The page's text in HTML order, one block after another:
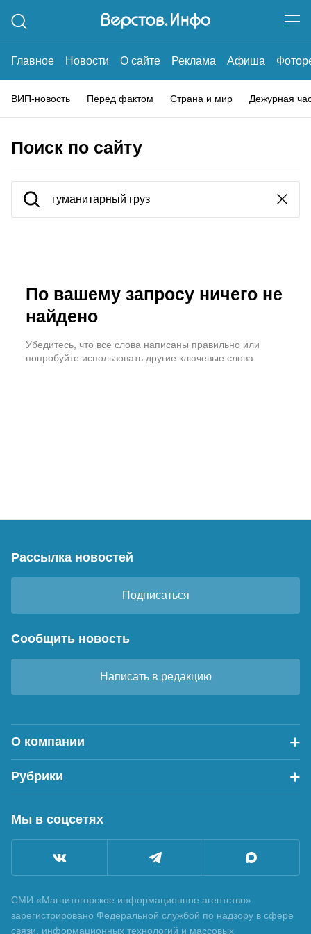
Главное Новости О сайте Реклама Афиша
ВИП-новость Перед фактом Страна и мир Дежурная
Поиск по сайту
По вашему запросу ничего не
найдено
Убедитесь, что все слова написаны правильно или
попробуйте использовать другие ключевые слова.
Рассылка новостей
Подписаться
Сообщить новость
Написать в редакцию
О компании
Рубрики
Мы в соцсетях
СМИ «Магнитогорское информационное агентство»
зарегистрировано Федеральной службой по надзору в сфере
связи, информационных технологий и массовых